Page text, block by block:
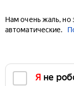
Нам очень жаль, но
автоматические.
Я не